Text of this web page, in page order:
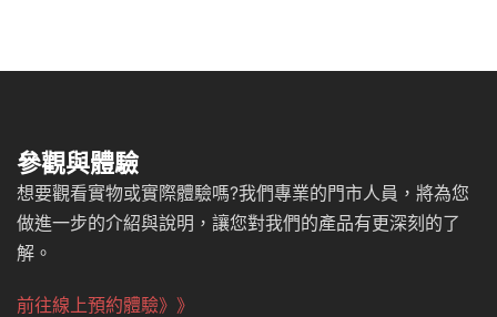
參觀與體驗
想要觀看實物或實際體驗嗎?我們專業的門市人員，將為您
做進一步的介紹與說明，讓您對我們的產品有更深刻的了
解。
前往線上預約體驗》》